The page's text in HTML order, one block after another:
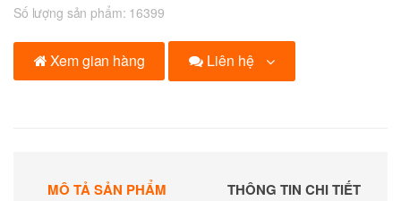
Số lượng sản phẩm: 16399
Xem gian hàng Liên hệ
MÔ TẢ SẢN PHẨM THÔNG TIN CHI TIẾT